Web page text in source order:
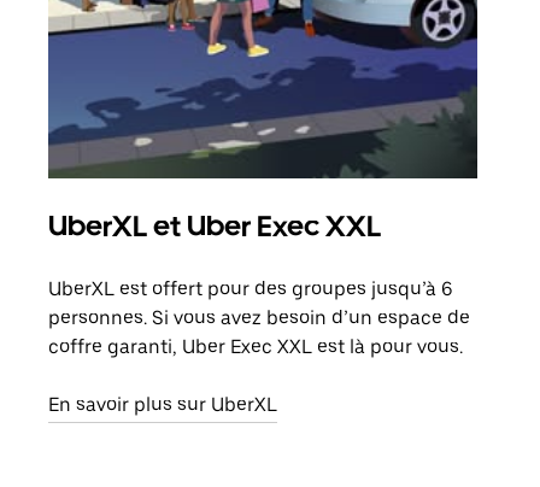
UberXL et Uber Exec XXL
UberXL est offert pour des groupes jusqu’à 6
personnes. Si vous avez besoin d’un espace de
coffre garanti, Uber Exec XXL est là pour vous.
En savoir plus sur UberXL